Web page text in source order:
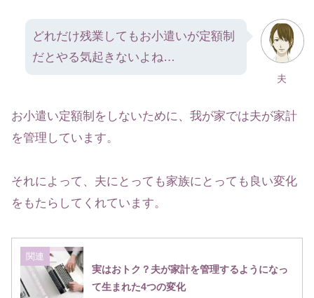
夫
どれだけ残業してもお小遣いが定額制
だとやる気起きないよね…
お小遣い定額制をしないために、我が家では夫が家計
を管理しています。
それによって、夫にとっても家族にとっても良い変化
をもたらしてくれています。
関連
実はおトク？夫が家計を管理するようになっ
て生まれた4つの変化